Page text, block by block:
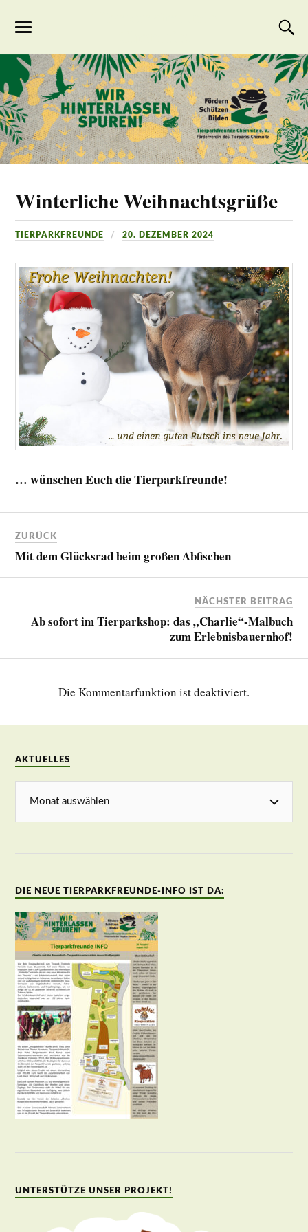
Winterliche Weihnachtsgrüße
TIERPARKFREUNDE 20. DEZEMBER 2024
… wünschen Euch die Tierparkfreunde!
ZURÜCK
Mit dem Glücksrad beim großen Abfischen
NÄCHSTER BEITRAG
Ab sofort im Tierparkshop: das „Charlie“-Malbuch
zum Erlebnisbauernhof!
Die Kommentarfunktion ist deaktiviert.
AKTUELLES
DIE NEUE TIERPARKFREUNDE-INFO IST DA:
UNTERSTÜTZE UNSER PROJEKT!